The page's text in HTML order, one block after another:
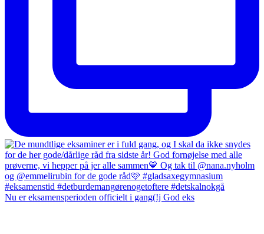
Nu er eksamensperioden officielt i gang(!j God eks